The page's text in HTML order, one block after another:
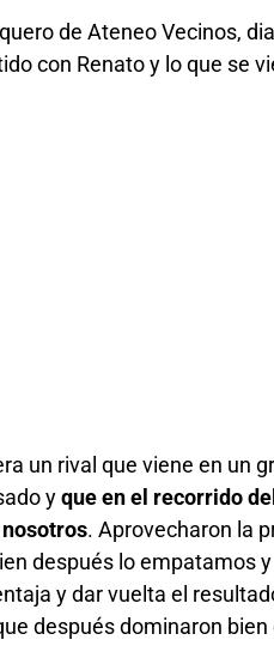
de Ateneo Vecinos,
con Renato y lo que se
un rival que viene en un
y que en el recorrido
. Aprovecharon la
después lo empatamos
y dar vuelta el
después dominaron